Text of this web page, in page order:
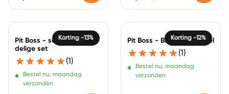
Normale prijs
Verkoopprijs
Korting -13%
Pit Boss - soft touch 3-
delige set
(1)
•
Bestel nu, maandag
verzonden
Korting -12%
Pit Boss - Big Head Spatel
(1)
•
Bestel nu, maandag
verzonden